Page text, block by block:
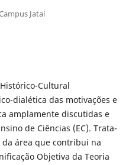
Jataí
Cultural
dialética das motivações e
amplamente discutidas e
de Ciências (EC). Trata-
área que contribui na
Objetiva da Teoria